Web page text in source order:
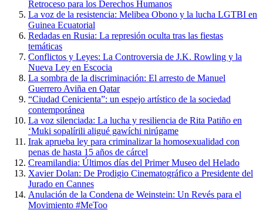
Retroceso para los Derechos Humanos
La voz de la resistencia: Melibea Obono y la lucha LGTBI en
Guinea Ecuatorial
Redadas en Rusia: La represión oculta tras las fiestas
temáticas
Conflictos y Leyes: La Controversia de J.K. Rowling y la
Nueva Ley en Escocia
La sombra de la discriminación: El arresto de Manuel
Guerrero Aviña en Qatar
“Ciudad Cenicienta”: un espejo artístico de la sociedad
contemporánea
La voz silenciada: La lucha y resiliencia de Rita Patiño en
‘Muki sopalírili aligué gawíchi nirúgame
Irak aprueba ley para criminalizar la homosexualidad con
penas de hasta 15 años de cárcel
Creamilandia: Últimos días del Primer Museo del Helado
Xavier Dolan: De Prodigio Cinematográfico a Presidente del
Jurado en Cannes
Anulación de la Condena de Weinstein: Un Revés para el
Movimiento #MeToo